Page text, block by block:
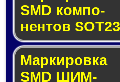
SMD ком­по­
нен­тов SOT23
Маркировка
SMD ШИМ-